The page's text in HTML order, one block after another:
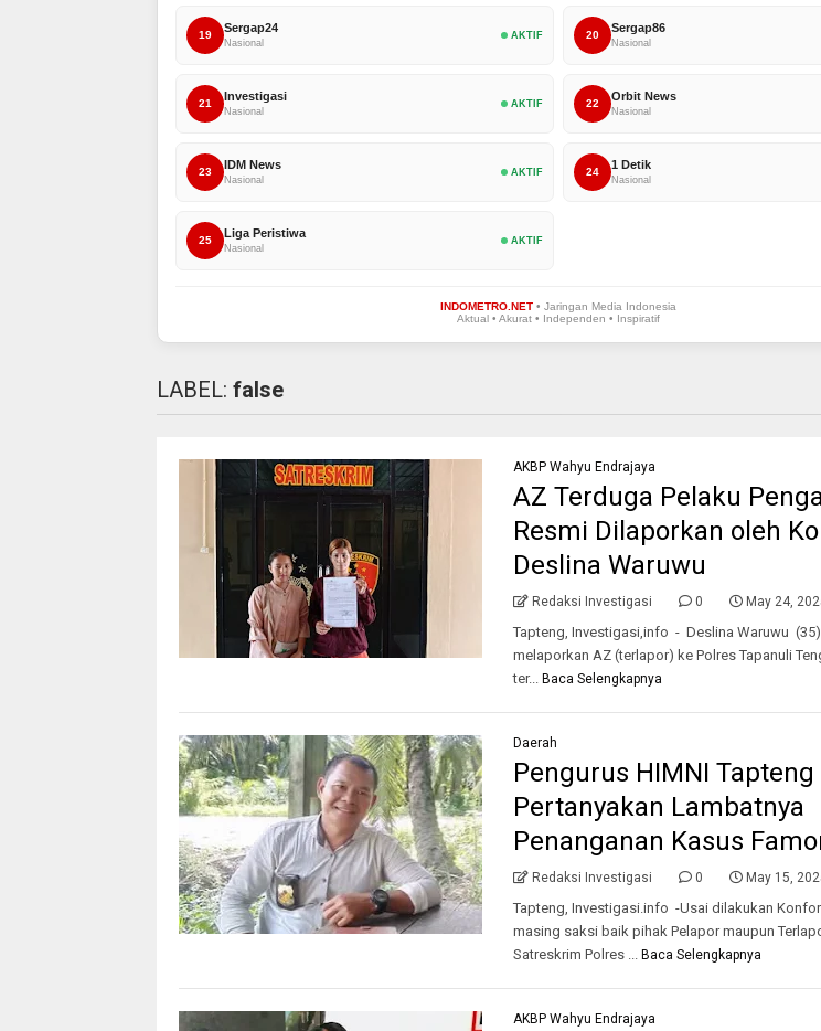
19
Sergap24
Nasional
AKTIF 20
Sergap86
Nasional
21
Investigasi
Nasional
AKTIF 22
Orbit News
Nasional
23
IDM News
Nasional
AKTIF 24
1 Detik
Nasional
25
Liga Peristiwa
Nasional
AKTIF
INDOMETRO.NET • Jaringan Media Indonesia
Aktual • Akurat • Independen • Inspiratif
LABEL: false
AKBP Wahyu Endrajaya
AZ Terduga Pelaku
Resmi Dilaporkan oleh
Deslina Waruwu
Redaksi Investigasi 0 May 24,
Tapteng, Investigasi,info - Deslina Waruwu
melaporkan AZ (terlapor) ke Polres Tapanuli
ter...
Baca Selengkapnya
Daerah
Pengurus HIMNI Tapteng
Pertanyakan Lambatnya
Penanganan Kasus
Redaksi Investigasi 0 May 15,
Tapteng, Investigasi.info -Usai dilakukan
masing saksi baik pihak Pelapor maupun
Satreskrim Polres ...
Baca Selengkapnya
AKBP Wahyu Endrajaya